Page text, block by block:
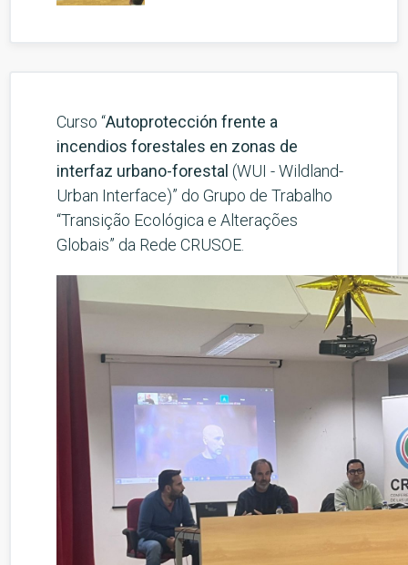
Curso “Autoprotección frente a
incendios forestales en zonas de
interfaz urbano-forestal (WUI - Wildland-
Urban Interface)” do Grupo de Trabalho
“Transição Ecológica e Alterações
Globais” da Rede CRUSOE.